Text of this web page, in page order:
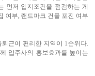
먼저 입지조건을 점검하는 게
여부, 랜드마크 건물 포진 여부
근이 편리한 지역이 1순위다.
입주사의 홍보효과를 높이는